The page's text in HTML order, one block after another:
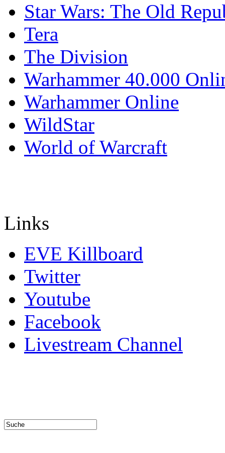
Star Wars: The Old
Tera
The Division
Warhammer 40.000
Warhammer Online
WildStar
World of Warcraft
Links
EVE Killboard
Twitter
Youtube
Facebook
Livestream Channel